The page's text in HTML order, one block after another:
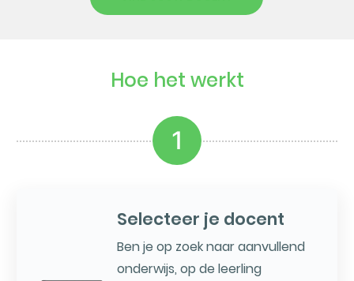
Hoe het werkt
1
Selecteer je docent
Ben je op zoek naar aanvullend
onderwijs, op de leerling